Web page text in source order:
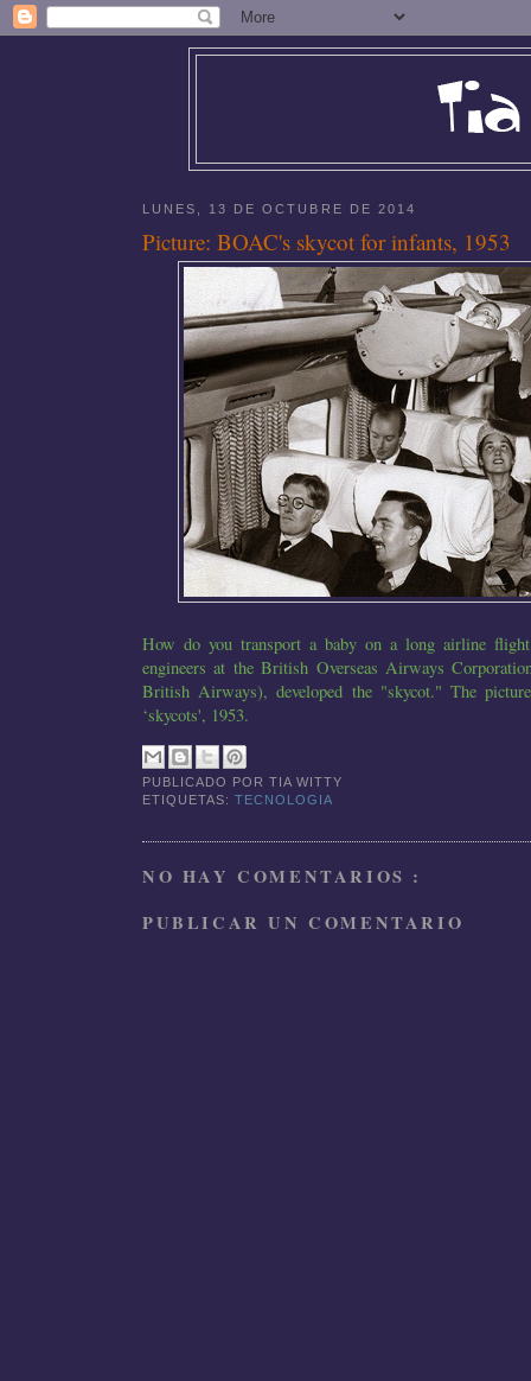
LUNES, 13 DE OCTUBRE DE 2014
Picture: BOAC's skycot for infants, 1953
How do you transport a baby on a long airline
engineers at the British Overseas Airways
British Airways), developed the "skycot." The
‘skycots', 1953.
PUBLICADO PORTIA WITTY
ETIQUETAS:TECNOLOGIA
NO HAY COMENTARIOS :
PUBLICAR UN COMENTARIO